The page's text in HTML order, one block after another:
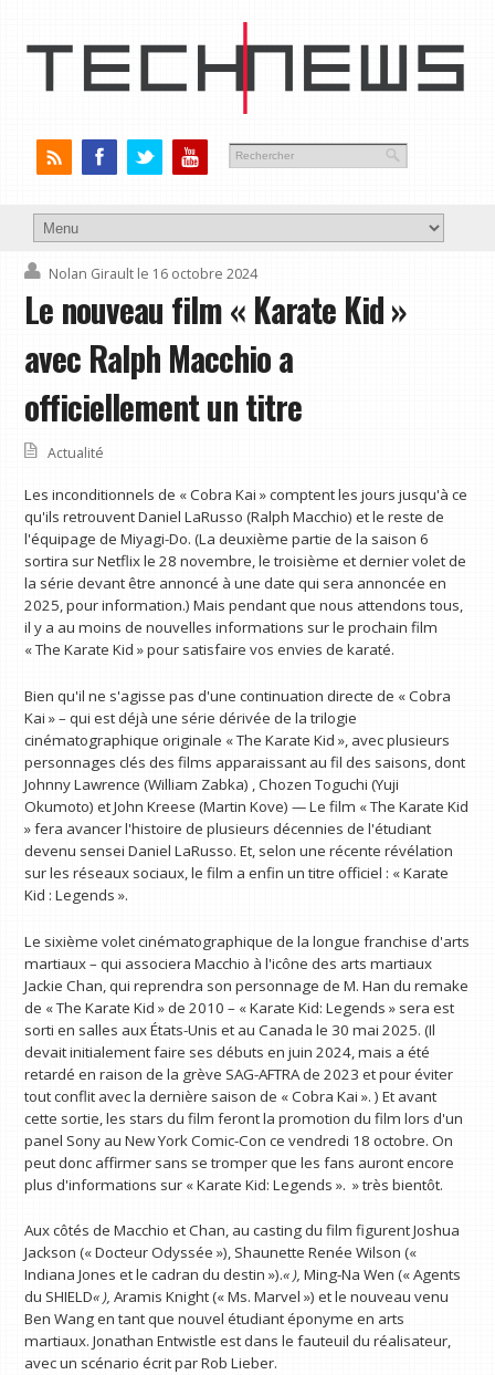
Nolan Girault le 16 octobre 2024
Le nouveau film « Karate Kid »
avec Ralph Macchio a
officiellement un titre
Actualité
Les inconditionnels de « Cobra Kai » comptent les jours jusqu'à ce
qu'ils retrouvent Daniel LaRusso (Ralph Macchio) et le reste de
l'équipage de Miyagi-Do. (La deuxième partie de la saison 6
sortira sur Netflix le 28 novembre, le troisième et dernier volet de
la série devant être annoncé à une date qui sera annoncée en
2025, pour information.) Mais pendant que nous attendons tous,
il y a au moins de nouvelles informations sur le prochain film
« The Karate Kid » pour satisfaire vos envies de karaté.
Bien qu'il ne s'agisse pas d'une continuation directe de « Cobra
Kai » – qui est déjà une série dérivée de la trilogie
cinématographique originale « The Karate Kid », avec plusieurs
personnages clés des films apparaissant au fil des saisons, dont
Johnny Lawrence (William Zabka) , Chozen Toguchi (Yuji
Okumoto) et John Kreese (Martin Kove) — Le film « The Karate Kid
» fera avancer l'histoire de plusieurs décennies de l'étudiant
devenu sensei Daniel LaRusso. Et, selon une récente révélation
sur les réseaux sociaux, le film a enfin un titre officiel : « Karate
Kid : Legends ».
Le sixième volet cinématographique de la longue franchise d'arts
martiaux – qui associera Macchio à l'icône des arts martiaux
Jackie Chan, qui reprendra son personnage de M. Han du remake
de « The Karate Kid » de 2010 – « Karate Kid: Legends » sera est
sorti en salles aux États-Unis et au Canada le 30 mai 2025. (Il
devait initialement faire ses débuts en juin 2024, mais a été
retardé en raison de la grève SAG-AFTRA de 2023 et pour éviter
tout conflit avec la dernière saison de « Cobra Kai ». ) Et avant
cette sortie, les stars du film feront la promotion du film lors d'un
panel Sony au New York Comic-Con ce vendredi 18 octobre. On
peut donc affirmer sans se tromper que les fans auront encore
plus d'informations sur « Karate Kid: Legends ». » très bientôt.
Aux côtés de Macchio et Chan, au casting du film figurent Joshua
Jackson (« Docteur Odyssée »), Shaunette Renée Wilson («
Indiana Jones et le cadran du destin »).« ),Ming-Na Wen (« Agents
du SHIELD« ),Aramis Knight (« Ms. Marvel ») et le nouveau venu
Ben Wang en tant que nouvel étudiant éponyme en arts
martiaux. Jonathan Entwistle est dans le fauteuil du réalisateur,
avec un scénario écrit par Rob Lieber.